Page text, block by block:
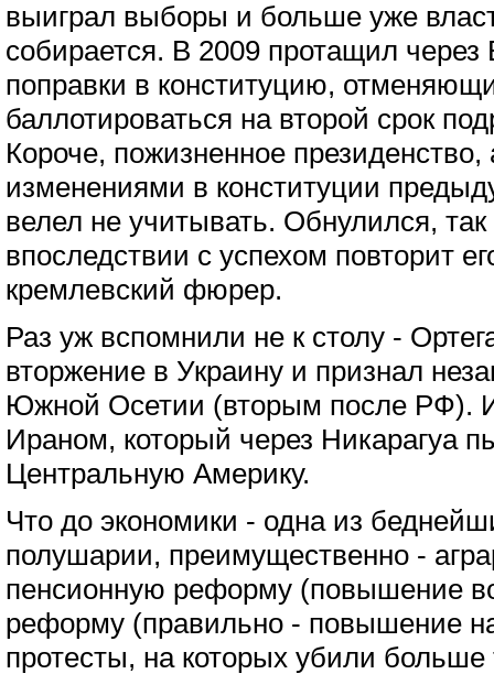
выиграл выборы и больше уже
собирается. В 2009 протащил через
поправки в конституцию,
баллотироваться на второй срок
Короче, пожизненное президенство,
изменениями в конституции
велел не учитывать. Обнулился, так
впоследствии с успехом повторит
кремлевский фюрер.
Раз уж вспомнили не к столу -
вторжение в Украину и признал
Южной Осетии (вторым после РФ).
Ираном, который через Никарагуа
Центральную Америку.
Что до экономики - одна из
полушарии, преимущественно -
пенсионную реформу (повышение
реформу (правильно - повышение
протесты, на которых убили больше